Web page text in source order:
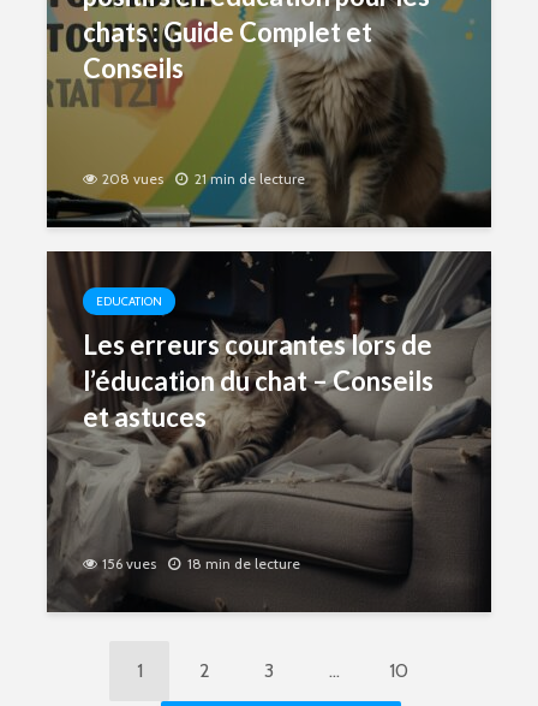
chats : Guide Complet et
Conseils
208 vues 21 min de lecture
EDUCATION
Les erreurs courantes lors de
l’éducation du chat – Conseils
et astuces
156 vues 18 min de lecture
1 2 3 … 10